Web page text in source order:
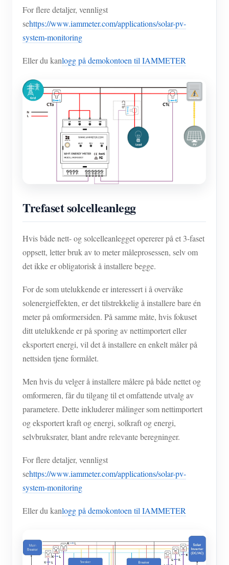
For flere detaljer, vennligst
sehttps://www.iammeter.com/applications/solar-pv-
system-monitoring
Eller du kanlogg på demokontoen til IAMMETER
Trefaset solcelleanlegg
Hvis både nett- og solcelleanlegget opererer på et 3-faset
oppsett, letter bruk av to meter måleprosessen, selv om
det ikke er obligatorisk å installere begge.
For de som utelukkende er interessert i å overvåke
solenergieffekten, er det tilstrekkelig å installere bare én
meter på omformersiden. På samme måte, hvis fokuset
ditt utelukkende er på sporing av nettimportert eller
eksportert energi, vil det å installere en enkelt måler på
nettsiden tjene formålet.
Men hvis du velger å installere målere på både nettet og
omformeren, får du tilgang til et omfattende utvalg av
parametere. Dette inkluderer målinger som nettimportert
og eksportert kraft og energi, solkraft og energi,
selvbruksrater, blant andre relevante beregninger.
For flere detaljer, vennligst
sehttps://www.iammeter.com/applications/solar-pv-
system-monitoring
Eller du kanlogg på demokontoen til IAMMETER